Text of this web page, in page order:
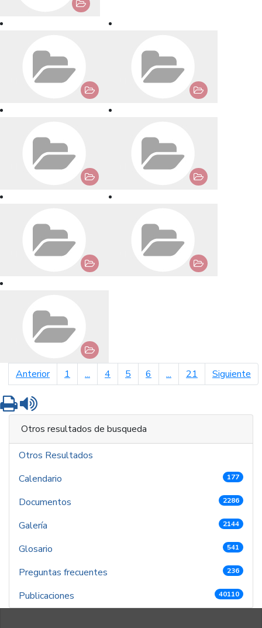
Anteriorpágina anterior
1 ... 4 5 6 ... 21 Siguiente
Imprimir
Otros resultados de busqueda
Otros Resultados
Calendario
177
Documentos 2286
Galería 2144
Glosario 541
Preguntas frecuentes 236
Publicaciones 40110